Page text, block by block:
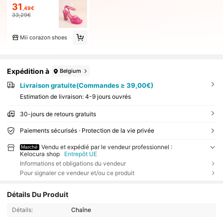
31 ,49€
33,29€
Mii corazon shoes
Expédition à Belgium
Livraison gratuite(Commandes ≥ 39,00€)
Estimation de livraison: 4-9 jours ouvrés
30-jours de retours gratuits
Paiements sécurisés · Protection de la vie privée
Marché
Vendu et expédié par le vendeur professionnel :
Kelocura shop
Entrepôt UE
Informations et obligations du vendeur
Pour signaler ce vendeur et/ou ce produit
Détails Du Produit
Détails: Chaîne